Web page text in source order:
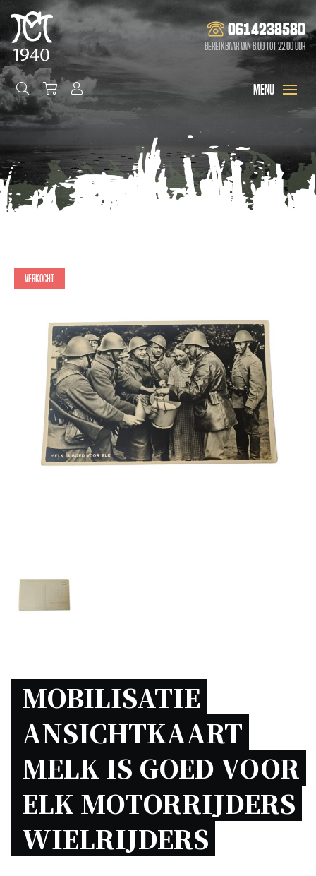
0614238580
Bereikbaar van 8.00 tot 22.00 uur
Verkocht
MOBILISATIE
ANSICHTKAART
MELK IS GOED VOOR
ELK MOTORRIJDERS
WIELRIJDERS